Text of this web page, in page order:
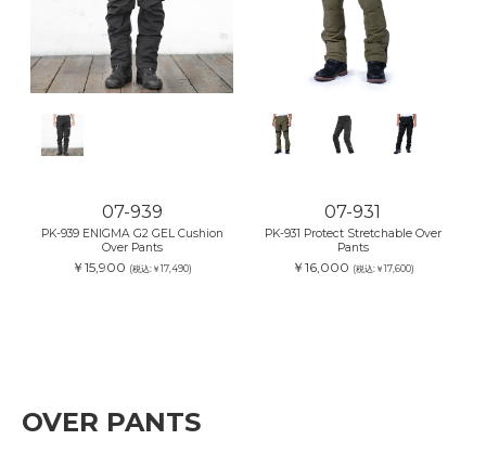
07-939
PK-939 ENIGMA G2 GEL Cushion
Over Pants
￥15,900 (税込:￥17,490)
07-931
PK-931 Protect Stretchable Over
Pants
￥16,000 (税込:￥17,600)
OVER PANTS